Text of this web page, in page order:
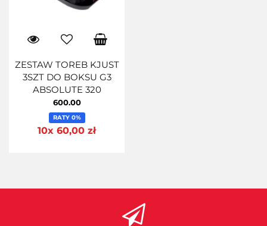
ZESTAW TOREB KJUST
3SZT DO BOKSU G3
ABSOLUTE 320
600.00
RATY 0%
10x 60,00 zł